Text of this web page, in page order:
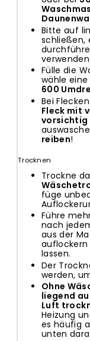
Bitte auf
schließen,
verwenden.
Fülle die
wähle eine
600
Bei
Fleck mit
vorsichtig
reiben!
Trocknen
Trockne
füge
Führe
nach
aus der
auflockern
lassen.
Der
werden,
Ohne
liegend
Luft
Heizung
es häufig
unten